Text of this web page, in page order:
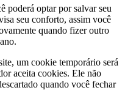
poderá optar por salvar seu
seu conforto, assim você
quando fizer outro
um cookie temporário será
aceita cookies. Ele não
quando você fechar